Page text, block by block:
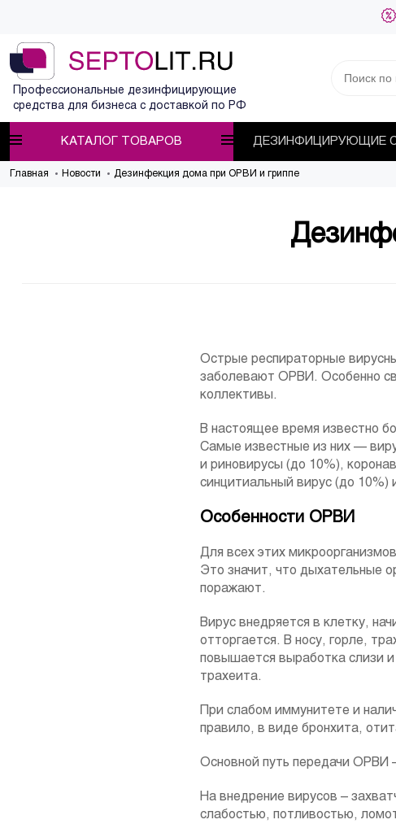
Профессиональные дезинфицирующие
средства для бизнеса с доставкой по РФ
КАТАЛОГ ТОВАРОВ ДЕЗИНФИЦИРУЮЩИЕ
Главная Новости Дезинфекция дома при ОРВИ и гриппе
Острые респираторные
заболевают ОРВИ. Особенно
коллективы.
В настоящее время известно
Самые известные из них —
и риновирусы (до 10%),
синцитиальный вирус (до 10%)
Особенности ОРВИ
Для всех этих
Это значит, что дыхательные
поражают.
Вирус внедряется в клетку,
отторгается. В носу, горле,
повышается выработка слизи
трахеита.
При слабом иммунитете и
правило, в виде бронхита,
Основной путь передачи ОРВИ
На внедрение вирусов –
слабостью, потливостью,